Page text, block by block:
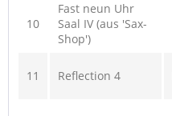
10
Fast neun Uhr
Saal IV (aus 'Sax-
Shop')
11 Reflection 4